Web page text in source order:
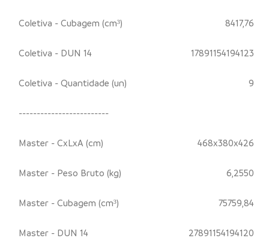
Coletiva - Cubagem (cm³) 8417,76
Coletiva - DUN 14 17891154194123
Coletiva - Quantidade (un) 9
-------------------------
Master - CxLxA (cm) 468x380x426
Master - Peso Bruto (kg) 6,2550
Master - Cubagem (cm³) 75759,84
Master - DUN 14 27891154194120